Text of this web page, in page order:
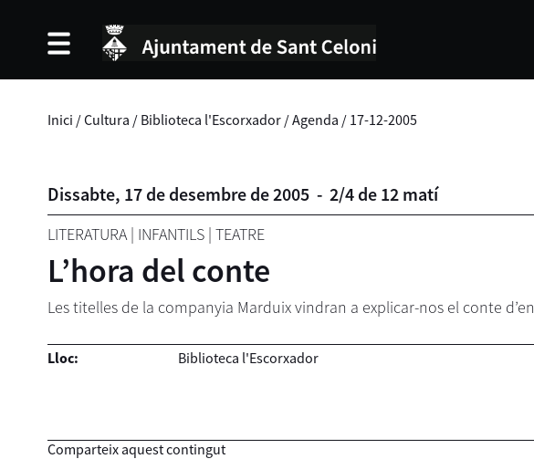
Inici /Cultura / Biblioteca l'Escorxador /Agenda / 17-12-2005
Dissabte, 17 de desembre de2005 - 2/4 de 12 matí
LITERATURA | INFANTILS | TEATRE
L’hora del conte
Les titelles de la companyia Marduix vindran a explicar-nos el conte d’en
Lloc: Biblioteca l'Escorxador
Comparteix aquest contingut